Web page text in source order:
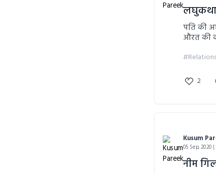
लघुकथा
पति की
औरत की
2
Kusum
05 Sep, 2020
नीम